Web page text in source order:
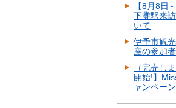
【8月8日
下灘駅来
いて
伊予市観
座の参加
（完売し
開始!】
ャンペー